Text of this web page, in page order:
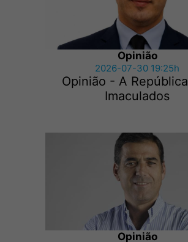
Opinião
2026-07-30 19:25h
Opinião - A
Imaculados
Opinião